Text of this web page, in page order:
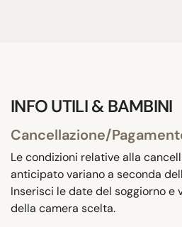
INFO UTILI & BAMBINI
Cancellazione/
Le condizioni relative alla
anticipato variano a seconda
Inserisci le date del soggiorno e
della camera scelta.